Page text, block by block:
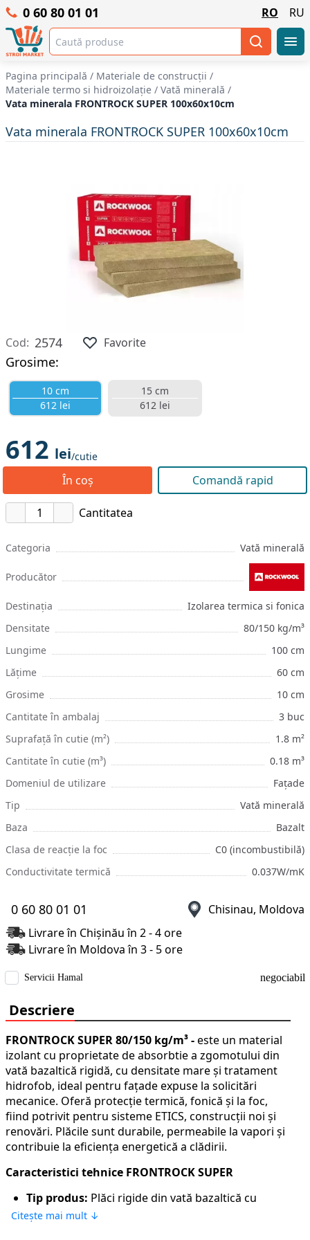
0 60 80 01 01 RO RU
Pagina principală / Materiale de construcții /
Materiale termo si hidroizolație / Vată minerală /
Vata minerala FRONTROCK SUPER 100x60x10cm
Vata minerala FRONTROCK SUPER 100x60x10cm
Cod: 2574 Favorite
Grosime:
10 cm
612 lei
15 cm
612 lei
612 lei/cutie
În coș Comandă rapid
Cantitatea
Categoria Vată minerală
Producător
Destinația
Izolarea termica si fonica
Densitate
80/150 kg/m³
Lungime
100 cm
Lățime
60 cm
Grosime
10 cm
Cantitate în ambalaj
3 buc
Suprafață în cutie (m²)
1.8 m²
Cantitate în cutie (m³)
0.18 m³
Domeniul de utilizare
Fațade
Tip
Vată minerală
Baza
Bazalt
Clasa de reacție la foc
C0 (incombustibilă)
Conductivitate termică
0.037W/mK
0 60 80 01 01
Chisinau, Moldova
Livrare în Chișinău în 2 - 4 ore
Livrare în Moldova în 3 - 5 ore
Servicii Hamal negociabil
Descriere
FRONTROCK SUPER 80/150 kg/m³ -este un material
izolant cu proprietate de absorbtie a zgomotului din
vată bazaltică rigidă, cu densitate mare și tratament
hidrofob, ideal pentru fațade expuse la solicitări
mecanice. Oferă protecție termică, fonică și la foc,
fiind potrivit pentru sisteme ETICS, construcții noi și
renovări. Plăcile sunt durabile, permeabile la vapori și
contribuie la eficiența energetică a clădirii.
Caracteristici tehnice FRONTROCK SUPER
Tip produs: Plăci rigide din vată bazaltică cu
densitate mare
Citește mai mult ↓